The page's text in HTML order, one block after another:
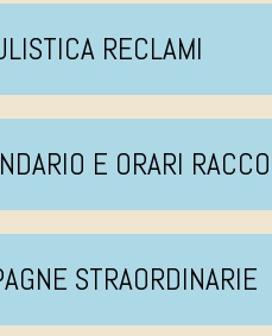
RECLAMI
E ORARI
STRAORDINARIE